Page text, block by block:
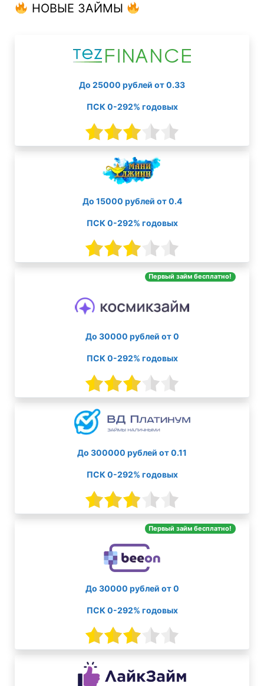
НОВЫЕ ЗАЙМЫ
До 25000 рублей от 0.33
ПСК 0-292% годовых
До 15000 рублей от 0.4
ПСК 0-292% годовых
Первый займ бесплатно!
До 30000 рублей от 0
ПСК 0-292% годовых
До 300000 рублей от 0.11
ПСК 0-292% годовых
Первый займ бесплатно!
До 30000 рублей от 0
ПСК 0-292% годовых